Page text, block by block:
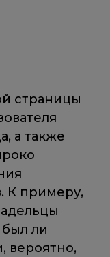
страницы
а также
К примеру,
ли
вероятно,